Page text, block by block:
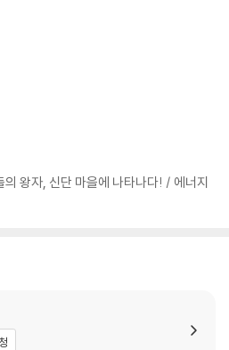
왕자, 신단 마을에 나타나다! / 에너지